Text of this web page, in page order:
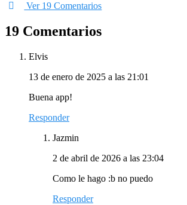
Ver 19 Comentarios
19 Comentarios
Elvis
13 de enero de 2025 a las 21:01
Buena app!
Responder
Jazmin
2 de abril de 2026 a las 23:04
Como le hago :b no puedo
Responder